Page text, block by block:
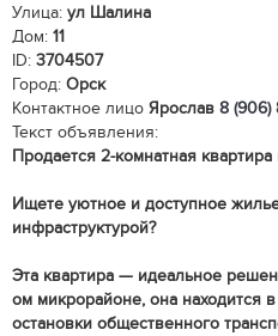
Улица: ул Шалина
Дом: 11
ID: 3704507
Город: Орск
Контактное лицо Ярослав 8 (906)
Текст объявления:
Продается 2-комнатная
Ищете уютное и доступное
инфраструктурой?
Эта квартира — идеальное
ом микрорайоне, она находится
остановки общественного